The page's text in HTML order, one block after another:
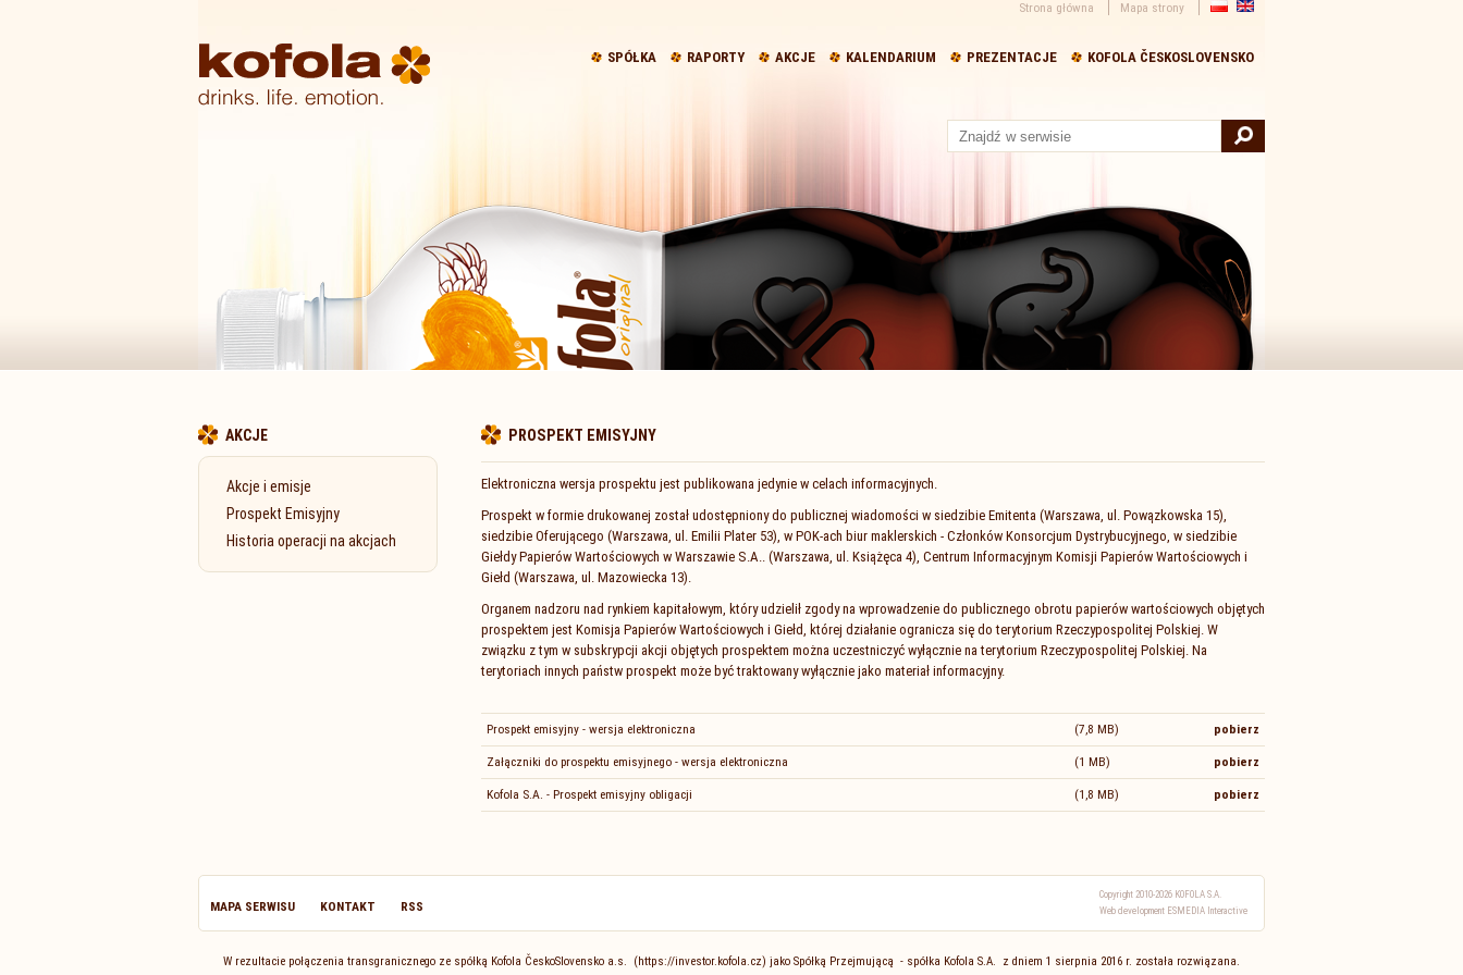
PROSPEKT EMISYJNY
Elektroniczna wersja prospektu jest publikowana jedynie w celach informacyjnych.
Prospekt w formie drukowanej został udostępniony do publicznej wiadomości w siedzibie Emitenta (Warszawa, ul. Powązkowska 15),
siedzibie Oferującego (Warszawa, ul. Emilii Plater 53), w POK-ach biur maklerskich - Członków Konsorcjum Dystrybucyjnego, w siedzibie
Giełdy Papierów Wartościowych w Warszawie S.A.. (Warszawa, ul. Książęca 4), Centrum Informacyjnym Komisji Papierów Wartościowych i
Giełd (Warszawa, ul. Mazowiecka 13).
Organem nadzoru nad rynkiem kapitałowym, który udzielił zgody na wprowadzenie do publicznego obrotu papierów wartościowych objętych
prospektem jest Komisja Papierów Wartościowych i Giełd, której działanie ogranicza się do terytorium Rzeczypospolitej Polskiej. W
związku z tym w subskrypcji akcji objętych prospektem można uczestniczyć wyłącznie na terytorium Rzeczypospolitej Polskiej. Na
terytoriach innych państw prospekt może być traktowany wyłącznie jako materiał informacyjny.
Prospekt emisyjny - wersja elektroniczna (7,8 MB) pobierz
Załączniki do prospektu emisyjnego - wersja elektroniczna (1 MB) pobierz
Kofola S.A. - Prospekt emisyjny obligacji (1,8 MB) pobierz
AKCJE
Akcje i emisje
Prospekt Emisyjny
Historia operacji na akcjach
Strona główna Mapa strony
SPÓŁKA RAPORTY AKCJE KALENDARIUM PREZENTACJE KOFOLA ČESKOSLOVENSKO
MAPA SERWISU KONTAKT RSS
Copyright 2010-2026 KOFOLA S.A.
Web development ESMEDIA Interactive
W rezultacie połączenia transgranicznego ze spółką Kofola ČeskoSlovensko a.s. (https://investor.kofola.cz) jako Spółką Przejmującą - spółka Kofola S.A. z dniem 1 sierpnia 2016 r. została rozwiązana.